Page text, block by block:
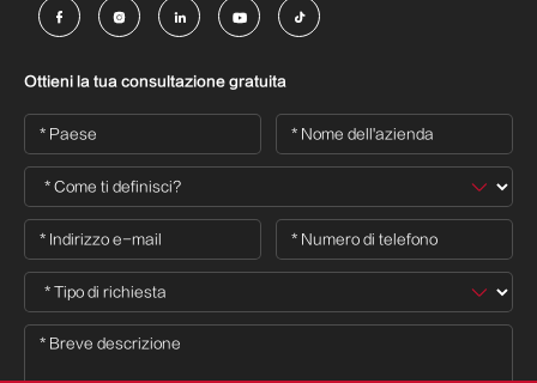
    
Ottieni la tua consultazione gratuita